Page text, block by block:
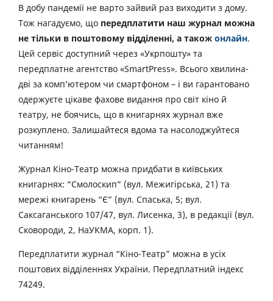
В добу пандемії не варто зайвий раз виходити з дому.
Тож нагадуємо, що передплатити наш журнал можна
не тільки в поштовому відділенні, а також онлайн.
Цей сервіс доступний через «Укрпошту» та
передплатне агентство «SmartPress». Всього хвилина-
дві за комп’ютером чи смартфоном – і ви гарантовано
одержуєте цікаве фахове видання про світ кіно й
театру, не боячись, що в книгарнях журнал вже
розкуплено. Залишайтеся вдома та насолоджуйтеся
читанням!
Журнал Кіно-Театр можна придбати в київських
книгарнях: “Смолоскип” (вул. Межигірська, 21) та
мережі книгарень “Є” (вул. Спаська, 5; вул.
Саксаганського 107/47, вул. Лисенка, 3), в редакції (вул.
Сковороди, 2, НаУКМА, корп. 1).
Передплатити журнал “Кіно-Театр” можна в усіх
поштових відділеннях України. Передплатний індекс
74249.